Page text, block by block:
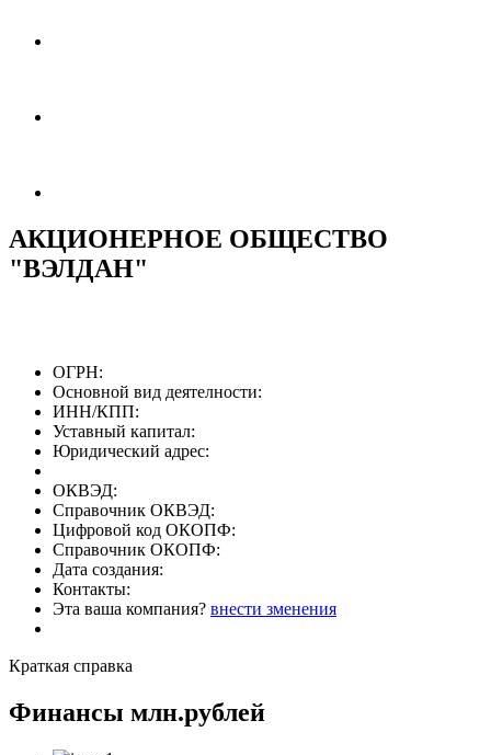
АКЦИОНЕРНОЕ ОБЩЕСТВО
"ВЭЛДАН"
ОГРН:
Основной вид деятелности:
ИНН/КПП:
Уставный капитал:
Юридический адрес:
ОКВЭД:
Справочник ОКВЭД:
Цифровой код ОКОПФ:
Справочник ОКОПФ:
Дата создания:
Контакты:
Эта ваша компания? внести зменения
Краткая справка
Финансы млн.рублей